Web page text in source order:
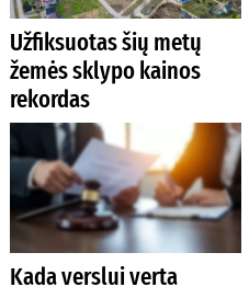
Užfiksuotas šių metų
žemės sklypo kainos
rekordas
Kada verslui verta